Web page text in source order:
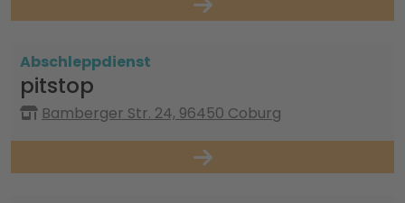
Abschleppdienst
pitstop
Bamberger Str. 24, 96450 Coburg